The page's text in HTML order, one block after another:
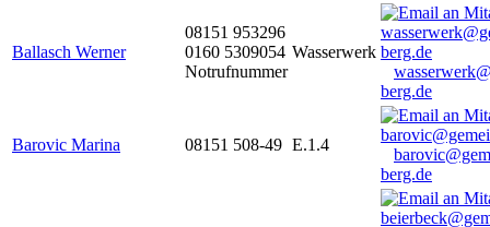
Ballasch Werner
08151 953296
0160 5309054
Notrufnummer
Wasserwerk
berg.de
Barovic Marina 08151 508-49 E.1.4
berg.de